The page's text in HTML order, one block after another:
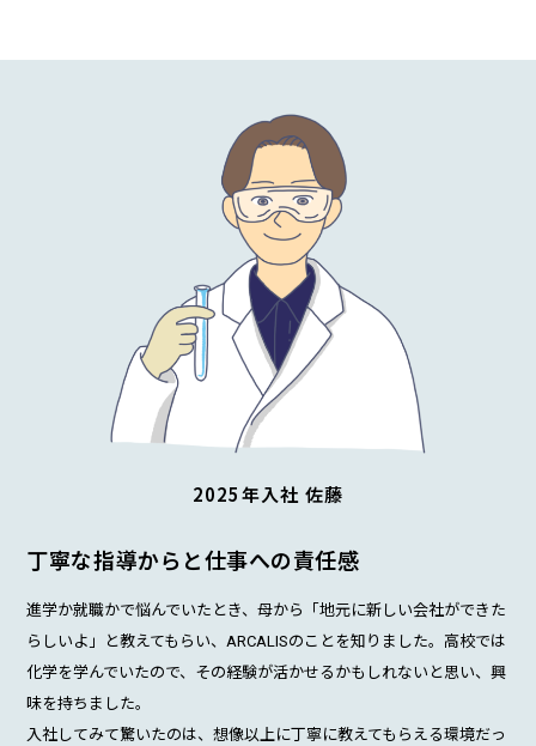
2025年入社 佐藤
丁寧な指導からと仕事への責任感
進学か就職かで悩んでいたとき、母から「地元に新しい会社ができた
らしいよ」と教えてもらい、ARCALISのことを知りました。高校では
化学を学んでいたので、その経験が活かせるかもしれないと思い、興
味を持ちました。
入社してみて驚いたのは、想像以上に丁寧に教えてもらえる環境だっ